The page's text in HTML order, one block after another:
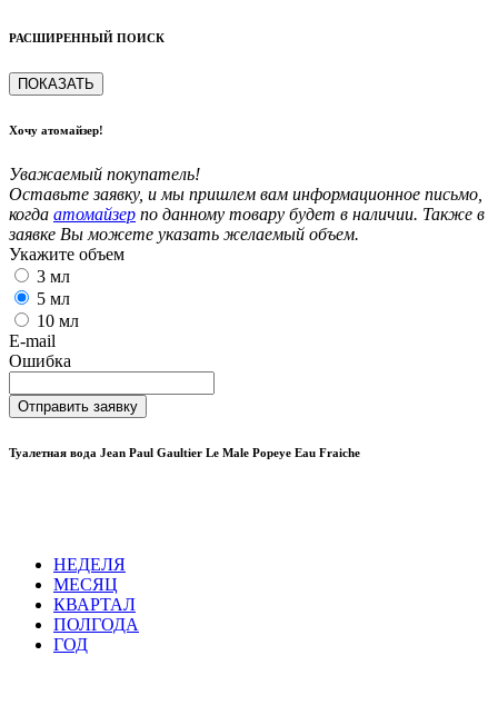
РАСШИРЕННЫЙ ПОИСК
ПОКАЗАТЬ
Хочу атомайзер!
Уважаемый покупатель!
Оставьте заявку, и мы пришлем вам информационное письмо,
когда атомайзер по данному товару будет в наличии. Также в
заявке Вы можете указать желаемый объем.
Укажите объем
3 мл
5 мл
10 мл
E-mail
Ошибка
Отправить заявку
Туалетная вода Jean Paul Gaultier Le Male Popeye Eau Fraiche
НЕДЕЛЯ
МЕСЯЦ
КВАРТАЛ
ПОЛГОДА
ГОД